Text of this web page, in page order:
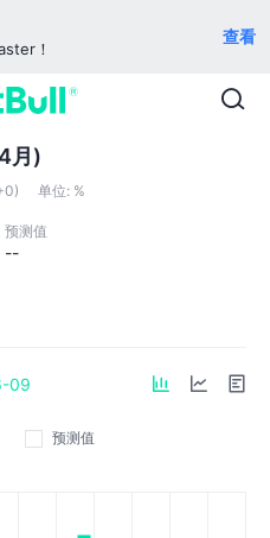
！
查看
月)
单位: %
预测值
--
09
预测值